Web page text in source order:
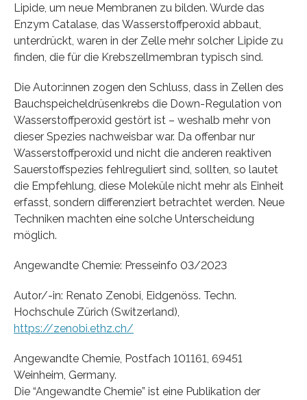
Lipide, um neue Membranen zu bilden. Wurde das
Enzym Catalase, das Wasserstoffperoxid abbaut,
unterdrückt, waren in der Zelle mehr solcher Lipide zu
finden, die für die Krebszellmembran typisch sind.
Die Autor:innen zogen den Schluss, dass in Zellen des
Bauchspeicheldrüsenkrebs die Down-Regulation von
Wasserstoffperoxid gestört ist – weshalb mehr von
dieser Spezies nachweisbar war. Da offenbar nur
Wasserstoffperoxid und nicht die anderen reaktiven
Sauerstoffspezies fehlreguliert sind, sollten, so lautet
die Empfehlung, diese Moleküle nicht mehr als Einheit
erfasst, sondern differenziert betrachtet werden. Neue
Techniken machten eine solche Unterscheidung
möglich.
Angewandte Chemie: Presseinfo 03/2023
Autor/-in: Renato Zenobi, Eidgenöss. Techn.
Hochschule Zürich (Switzerland),
https://zenobi.ethz.ch/
Angewandte Chemie, Postfach 101161, 69451
Weinheim, Germany.
Die “Angewandte Chemie” ist eine Publikation der